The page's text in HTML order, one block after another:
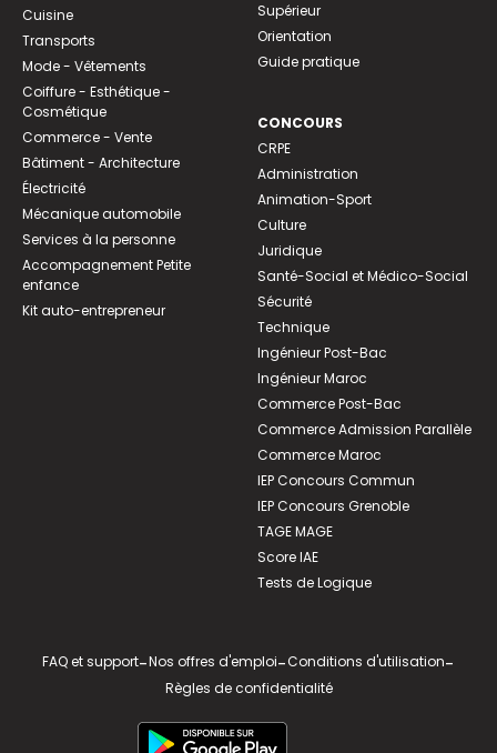
Cuisine
Transports
Mode - Vêtements
Coiffure - Esthétique -
Cosmétique
Commerce - Vente
Bâtiment - Architecture
Électricité
Mécanique automobile
Services à la personne
Accompagnement Petite
enfance
Kit auto-entrepreneur
Supérieur
Orientation
Guide pratique
CONCOURS
CRPE
Administration
Animation-Sport
Culture
Juridique
Santé-Social et Médico-Social
Sécurité
Technique
Ingénieur Post-Bac
Ingénieur Maroc
Commerce Post-Bac
Commerce Admission Parallèle
Commerce Maroc
IEP Concours Commun
IEP Concours Grenoble
TAGE MAGE
Score IAE
Tests de Logique
FAQ et support-Nos offres d'emploi-Conditions d'utilisation-
Règles de confidentialité